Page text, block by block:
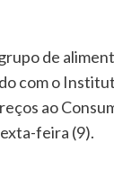
de
com o
ao
feira (9).